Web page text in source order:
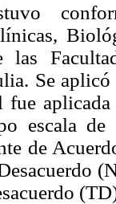
las
Se
fue
escala
de